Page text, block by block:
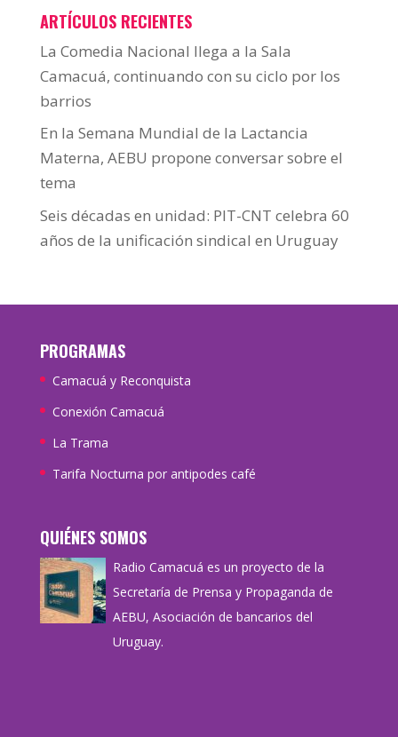
ARTÍCULOS RECIENTES
La Comedia Nacional llega a la Sala
Camacuá, continuando con su ciclo por los
barrios
En la Semana Mundial de la Lactancia
Materna, AEBU propone conversar sobre el
tema
Seis décadas en unidad: PIT-CNT celebra 60
años de la unificación sindical en Uruguay
PROGRAMAS
Camacuá y Reconquista
Conexión Camacuá
La Trama
Tarifa Nocturna por antipodes café
QUIÉNES SOMOS
Radio Camacuá es un proyecto de la
Secretaría de Prensa y Propaganda de
AEBU, Asociación de bancarios del
Uruguay.